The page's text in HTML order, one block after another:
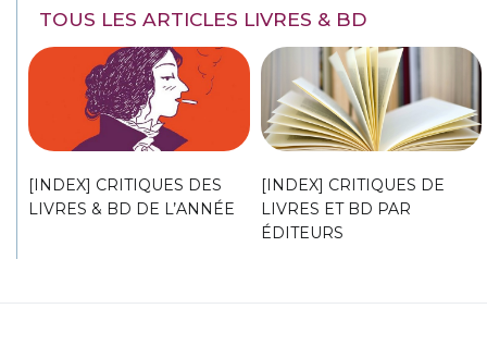
TOUS LES ARTICLES LIVRES & BD
[INDEX] CRITIQUES DES
LIVRES & BD DE L’ANNÉE
[INDEX] CRITIQUES DE
LIVRES ET BD PAR
ÉDITEURS